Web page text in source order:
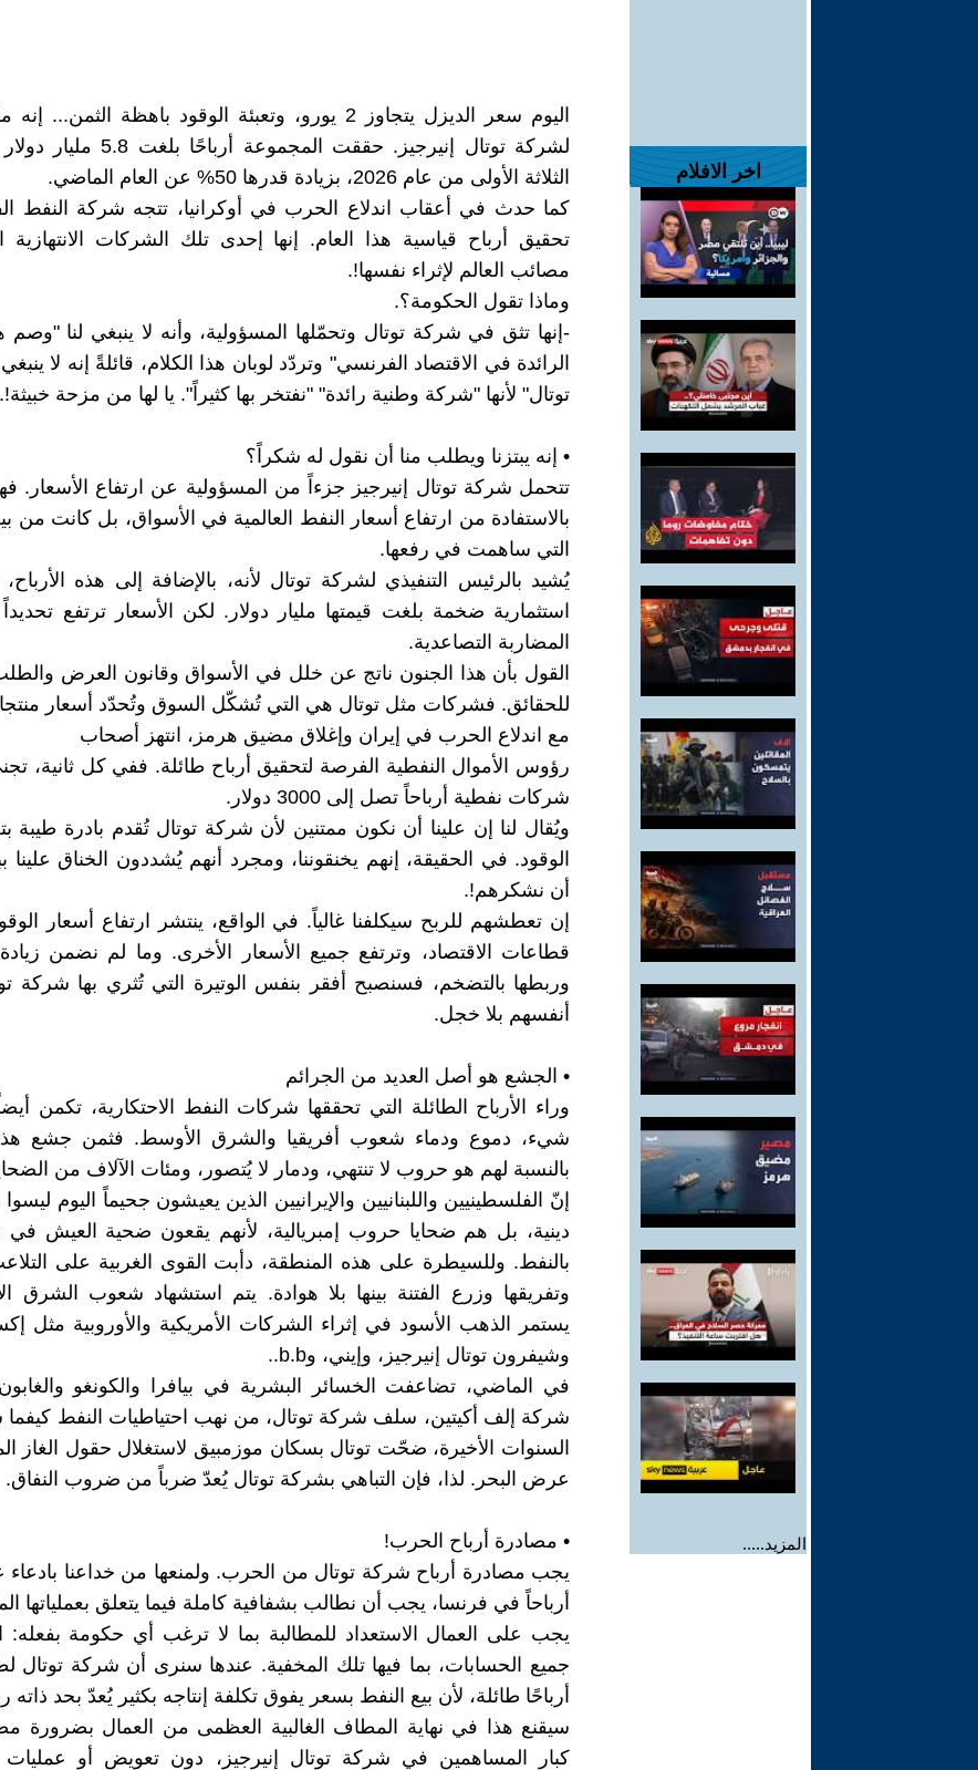
اخر الافلام
المزيد.....
اليوم سعر الديزل يتجاوز 2 يورو، وتعبئة الوقود باهظة
لشركة توتال إنيرجيز. حققت المجموعة
الثلاثة الأولى من عام 2026، بزيادة قدرها 50% عن العام الماضي.
كما حدث في أعقاب اندلاع الحرب في أوكرانيا، تتجه شركة النفط
تحقيق أرباح قياسية هذا العام. إنها إحدى تلك الشركات الانتهازية
مصائب العالم لإثراء نفسها!.
وماذا تقول الحكومة؟.
-إنها تثق في شركة توتال وتحمّلها المسؤولية، وأنه لا ينبغي لنا
الرائدة في الاقتصاد الفرنسي" وتردّد لوبان هذا الكلام، قائلةً إنه لا
توتال" لأنها "شركة وطنية رائدة" "نفتخر بها كثيراً". يا لها من مزحة خبيثة!.
• إنه يبتزنا ويطلب منا أن نقول له شكراً؟
تتحمل شركة توتال إنيرجيز جزءاً من المسؤولية عن ارتفاع الأسعار.
بالاستفادة من ارتفاع أسعار النفط العالمية في الأسواق، بل كانت من
التي ساهمت في رفعها.
يُشيد بالرئيس التنفيذي لشركة توتال لأنه، بالإضافة إلى هذه
استثمارية ضخمة بلغت قيمتها مليار دولار. لكن الأسعار ترتفع
المضاربة التصاعدية.
القول بأن هذا الجنون ناتج عن خلل في الأسواق وقانون العرض
للحقائق. فشركات مثل توتال هي التي تُشكّل السوق وتُحدّد أسعار
مع اندلاع الحرب في إيران وإغلاق مضيق هرمز، انتهز أصحاب
رؤوس الأموال النفطية الفرصة لتحقيق أرباح طائلة. ففي كل ثانية،
شركات نفطية أرباحاً تصل إلى 3000 دولار.
ويُقال لنا إن علينا أن نكون ممتنين لأن شركة توتال تُقدم بادرة طيبة
الوقود. في الحقيقة، إنهم يخنقوننا، ومجرد أنهم يُشددون الخناق علينا
أن نشكرهم!.
إن تعطشهم للربح سيكلفنا غالياً. في الواقع، ينتشر ارتفاع أسعار
قطاعات الاقتصاد، وترتفع جميع الأسعار الأخرى. وما لم نضمن
وربطها بالتضخم، فسنصبح أفقر بنفس الوتيرة التي تُثري بها شركة
أنفسهم بلا خجل.
• الجشع هو أصل العديد من الجرائم
وراء الأرباح الطائلة التي تحققها شركات النفط الاحتكارية، تكمن
شيء، دموع ودماء شعوب أفريقيا والشرق الأوسط. فثمن جشع
بالنسبة لهم هو حروب لا تنتهي، ودمار لا يُتصور، ومئات الآلاف من
إنّ الفلسطينيين واللبنانيين والإيرانيين الذين يعيشون جحيماً اليوم
دينية، بل هم ضحايا حروب إمبريالية، لأنهم يقعون ضحية العيش في
بالنفط. وللسيطرة على هذه المنطقة، دأبت القوى الغربية على
وتفريقها وزرع الفتنة بينها بلا هوادة. يتم استشهاد شعوب الشرق
يستمر الذهب الأسود في إثراء الشركات الأمريكية والأوروبية مثل
وشيفرون توتال إنيرجيز، وإيني، وb.b..
في الماضي، تضاعفت الخسائر البشرية في بيافرا والكونغو
شركة إلف أكيتين، سلف شركة توتال، من نهب احتياطيات النفط
السنوات الأخيرة، ضحّت توتال بسكان موزمبيق لاستغلال حقول الغاز
عرض البحر. لذا، فإن التباهي بشركة توتال يُعدّ ضرباً من ضروب النفاق.
• مصادرة أرباح الحرب!
يجب مصادرة أرباح شركة توتال من الحرب. ولمنعها من خداعنا بادعاء
أرباحاً في فرنسا، يجب أن نطالب بشفافية كاملة فيما يتعلق بعملياتها
يجب على العمال الاستعداد للمطالبة بما لا ترغب أي حكومة
جميع الحسابات، بما فيها تلك المخفية. عندها سنرى أن شركة توتال
أرباحًا طائلة، لأن بيع النفط بسعر يفوق تكلفة إنتاجه بكثير يُعدّ بحد ذاته
سيقنع هذا في نهاية المطاف الغالبية العظمى من العمال بضرورة
كبار المساهمين في شركة توتال إنيرجيز، دون تعويض أو